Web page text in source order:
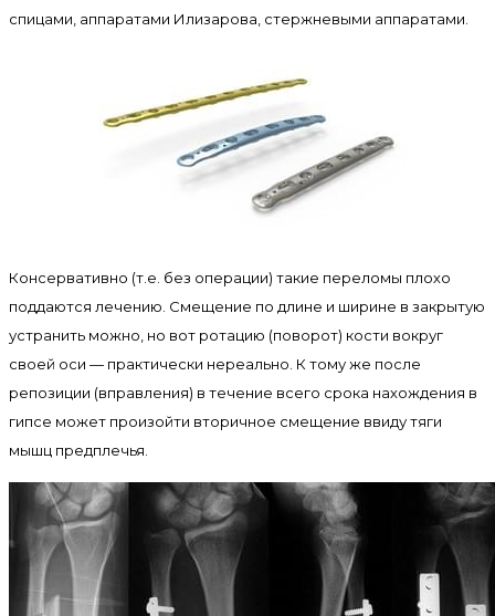
спицами, аппаратами Илизарова, стержневыми аппаратами.
Консервативно (т.е. без операции) такие переломы плохо
поддаются лечению. Смещение по длине и ширине в закрытую
устранить можно, но вот ротацию (поворот) кости вокруг
своей оси — практически нереально. К тому же после
репозиции (вправления) в течение всего срока нахождения в
гипсе может произойти вторичное смещение ввиду тяги
мышц предплечья.